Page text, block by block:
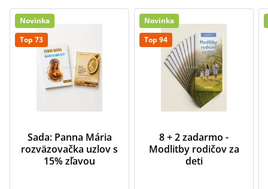
Novinka
Top 73
Sada: Panna Mária
rozväzovačka uzlov s
15% zľavou
Novinka
Top 94
8 + 2 zadarmo -
Modlitby rodičov za
deti